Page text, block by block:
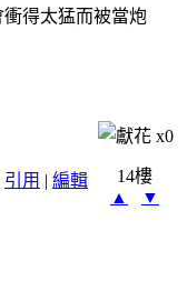
得太猛而被當炮
x0
引用 | 編輯
14樓
▲
▼